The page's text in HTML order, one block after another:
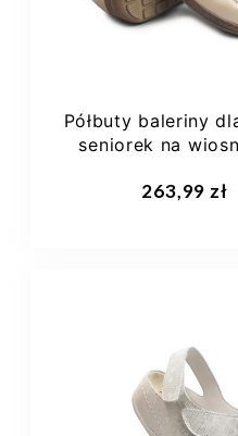
Półbuty baleriny
seniorek na
263,99 zł